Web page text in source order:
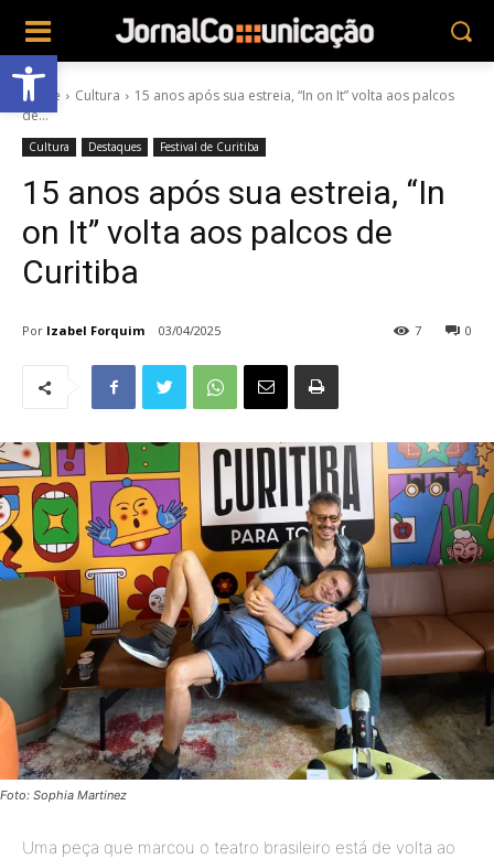
Abrir a barra de ferramentas
Home Cultura
15 anos após sua estreia, “In on It” volta aos palcos
de...
Cultura Destaques Festival de Curitiba
15 anos após sua estreia, “In
on It” volta aos palcos de
Curitiba
Por Izabel Forquim 03/04/2025 0
7
Foto: Sophia Martinez
Uma peça que marcou o teatro brasileiro está de volta ao